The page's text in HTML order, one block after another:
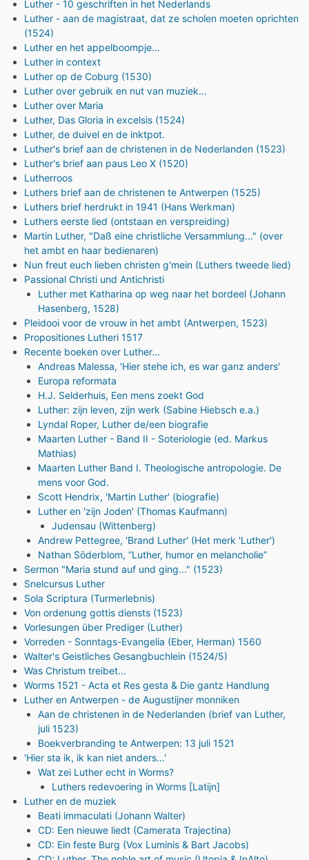
Luther - 10 geschriften in het Nederlands
Luther - aan de magistraat, dat ze scholen moeten oprichten
(1524)
Luther en het appelboompje…
Luther in context
Luther op de Coburg (1530)
Luther over gebruik en nut van muziek...
Luther over Maria
Luther, Das Gloria in excelsis (1524)
Luther, de duivel en de inktpot.
Luther's brief aan de christenen in de Nederlanden (1523)
Luther's brief aan paus Leo X (1520)
Lutherroos
Luthers brief aan de christenen te Antwerpen (1525)
Luthers brief herdrukt in 1941 (Hans Werkman)
Luthers eerste lied (ontstaan en verspreiding)
Martin Luther, "Daß eine christliche Versammlung..." (over
het ambt en haar bedienaren)
Nun freut euch lieben christen g'mein (Luthers tweede lied)
Passional Christi und Antichristi
Luther met Katharina op weg naar het bordeel (Johann
Hasenberg, 1528)
Pleidooi voor de vrouw in het ambt (Antwerpen, 1523)
Propositiones Lutheri 1517
Recente boeken over Luther...
Andreas Malessa, 'Hier stehe ich, es war ganz anders'
Europa reformata
H.J. Selderhuis, Een mens zoekt God
Luther: zijn leven, zijn werk (Sabine Hiebsch e.a.)
Lyndal Roper, Luther de/een biografie
Maarten Luther - Band II - Soteriologie (ed. Markus
Mathias)
Maarten Luther Band I. Theologische antropologie. De
mens voor God.
Scott Hendrix, 'Martin Luther' (biografie)
Luther en 'zijn Joden' (Thomas Kaufmann)
Judensau (Wittenberg)
Andrew Pettegree, 'Brand Luther' (Het merk 'Luther')
Nathan Söderblom, “Luther, humor en melancholie”
Sermon "Maria stund auf und ging..." (1523)
Snelcursus Luther
Sola Scriptura (Turmerlebnis)
Von ordenung gottis diensts (1523)
Vorlesungen über Prediger (Luther)
Vorreden - Sonntags-Evangelia (Eber, Herman) 1560
Walter's Geistliches Gesangbuchlein (1524/5)
Was Christum treibet...
Worms 1521 - Acta et Res gesta & Die gantz Handlung
Luther en Antwerpen - de Augustijner monniken
Aan de christenen in de Nederlanden (brief van Luther,
juli 1523)
Boekverbranding te Antwerpen: 13 juli 1521
'Hier sta ik, ik kan niet anders…'
Wat zei Luther echt in Worms?
Luthers redevoering in Worms [Latijn]
Luther en de muziek
Beati immaculati (Johann Walter)
CD: Een nieuwe liedt (Camerata Trajectina)
CD: Ein feste Burg (Vox Luminis & Bart Jacobs)